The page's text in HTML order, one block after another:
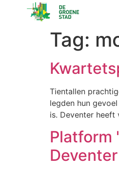
Tag:
Tientallen
legden hun
is. Deventer heeft
Platform
Deventer